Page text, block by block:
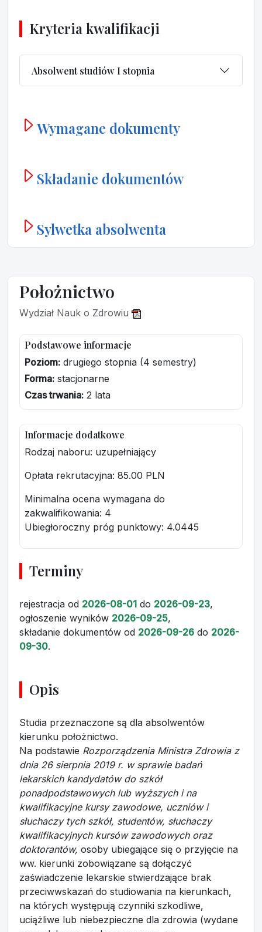
Kryteria kwalifikacji
Absolwent studiów I stopnia
Wymagane dokumenty
Składanie dokumentów
Sylwetka absolwenta
Położnictwo
Wydział Nauk o Zdrowiu
Podstawowe informacje
Poziom: drugiego stopnia (4 semestry)
Forma: stacjonarne
Czas trwania: 2 lata
Informacje dodatkowe
Rodzaj naboru: uzupełniający
Opłata rekrutacyjna: 85.00 PLN
Minimalna ocena wymagana do
zakwalifikowania: 4
Ubiegłoroczny próg punktowy: 4.0445
Terminy
rejestracja od 2026-08-01 do 2026-09-23,
ogłoszenie wyników 2026-09-25,
składanie dokumentów od 2026-09-26 do 2026-
09-30.
Opis
Studia przeznaczone są dla absolwentów
kierunku położnictwo.
Na podstawie Rozporządzenia Ministra Zdrowia z
dnia 26 sierpnia 2019 r. w sprawie badań
lekarskich kandydatów do szkół
ponadpodstawowych lub wyższych i na
kwalifikacyjne kursy zawodowe, uczniów i
słuchaczy tych szkół, studentów, słuchaczy
kwalifikacyjnych kursów zawodowych oraz
doktorantów, osoby ubiegające się o przyjęcie na
ww. kierunki zobowiązane są dołączyć
zaświadczenie lekarskie stwierdzające brak
przeciwwskazań do studiowania na kierunkach,
na których występują czynniki szkodliwe,
uciążliwe lub niebezpieczne dla zdrowia (wydane